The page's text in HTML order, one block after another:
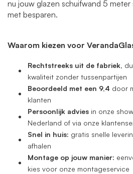
nu jouw glazen schuifwand 5
met besparen.
Waarom kiezen voor
Rechtstreeks uit de fabriek,
kwaliteit zonder tussenpartijen
Beoordeeld met een 9,4 door
klanten
Persoonlijk advies in onze
Nederland of via onze
Snel in huis: gratis snelle
afhalen
Montage op jouw manier:
kies voor onze montageservice